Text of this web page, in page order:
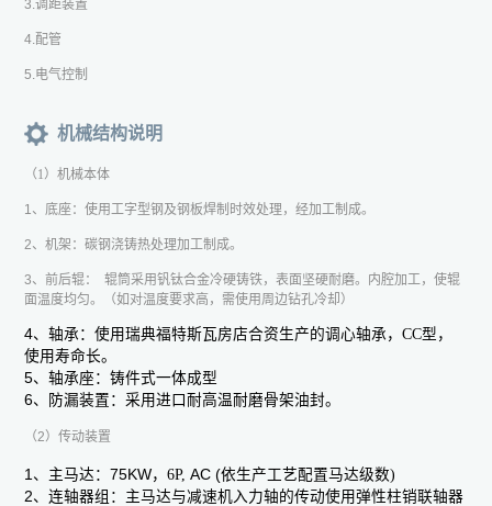
3.调距装置
4.配管
5. 电气控制
机械结构说明
（1）机械本体
1、底座：使用工字型钢及钢板焊制时效处理，经加工制成。
2、机架：碳钢浇铸热处理加工制成。
3、前后辊：辊筒采用钒钛合金冷硬铸铁，表面坚硬耐磨。内腔加工，使辊
面温度均匀。（如对温度要求高，需使用周边钻孔冷却）
4、轴承：使用瑞典福特斯瓦房店合资生产的调心轴承，CC型，
使用寿命长。
5、轴承座：铸件式一体成型
6、防漏装置：采用进口耐高温耐磨骨架油封。
（2）传动装置
1、 主马达：75KW，6P, AC (依生产工艺配置马达级数)
2、连轴器组： 主马达与减速机入力轴的传动使用弹性柱销联轴器